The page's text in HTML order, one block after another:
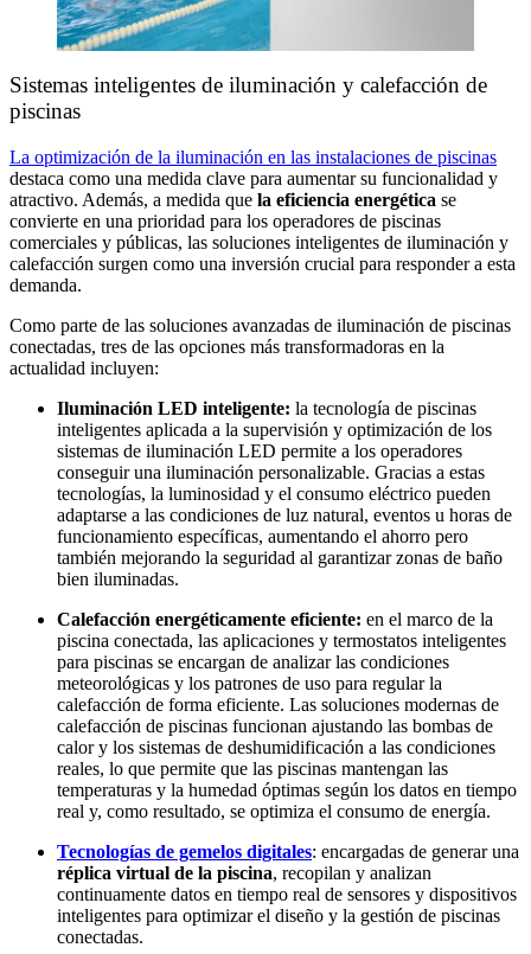
Sistemas inteligentes de iluminación y calefacción de
piscinas
La optimización de la iluminación en las instalaciones de piscinas
destaca como una medida clave para aumentar su funcionalidad y
atractivo. Además, a medida que la eficiencia energética se
convierte en una prioridad para los operadores de piscinas
comerciales y públicas, las soluciones inteligentes de iluminación y
calefacción surgen como una inversión crucial para responder a esta
demanda.
Como parte de las soluciones avanzadas de iluminación de piscinas
conectadas, tres de las opciones más transformadoras en la
actualidad incluyen:
Iluminación LED inteligente: la tecnología de piscinas
inteligentes aplicada a la supervisión y optimización de los
sistemas de iluminación LED permite a los operadores
conseguir una iluminación personalizable. Gracias a estas
tecnologías, la luminosidad y el consumo eléctrico pueden
adaptarse a las condiciones de luz natural, eventos u horas de
funcionamiento específicas, aumentando el ahorro pero
también mejorando la seguridad al garantizar zonas de baño
bien iluminadas.
Calefacción energéticamente eficiente: en el marco de la
piscina conectada, las aplicaciones y termostatos inteligentes
para piscinas se encargan de analizar las condiciones
meteorológicas y los patrones de uso para regular la
calefacción de forma eficiente. Las soluciones modernas de
calefacción de piscinas funcionan ajustando las bombas de
calor y los sistemas de deshumidificación a las condiciones
reales, lo que permite que las piscinas mantengan las
temperaturas y la humedad óptimas según los datos en tiempo
real y, como resultado, se optimiza el consumo de energía.
Tecnologías de gemelos digitales: encargadas de generar una
réplica virtual de la piscina, recopilan y analizan
continuamente datos en tiempo real de sensores y dispositivos
inteligentes para optimizar el diseño y la gestión de piscinas
conectadas.